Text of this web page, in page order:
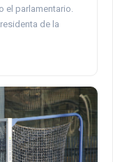
el parlamentario.
de la